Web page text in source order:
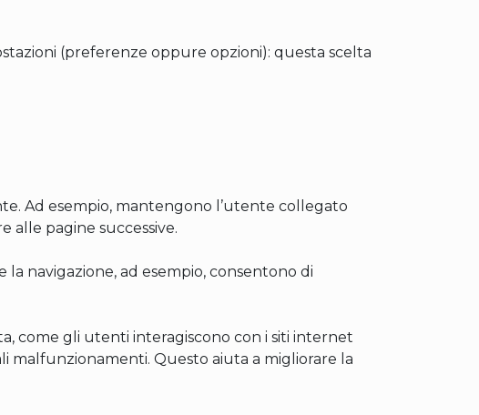
(preferenze oppure opzioni): questa scelta
Ad esempio, mantengono l’utente collegato
alle pagine successive.
navigazione, ad esempio, consentono di
come gli utenti interagiscono con i siti internet
malfunzionamenti. Questo aiuta a migliorare la